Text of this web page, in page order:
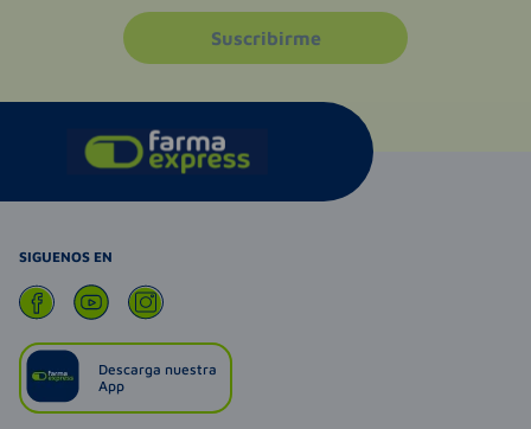
Suscribirme
SIGUENOS EN
Descarga nuestra
App